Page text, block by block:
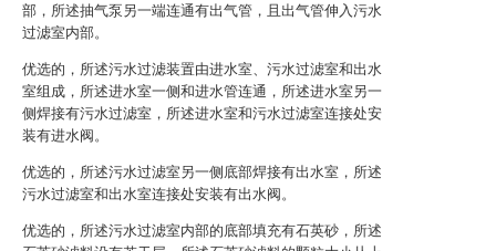
部，所述抽气泵另一端连通有出气管，且出气管伸入污水
过滤室内部。
优选的，所述污水过滤装置由进水室、污水过滤室和出水
室组成，所述进水室一侧和进水管连通，所述进水室另一
侧焊接有污水过滤室，所述进水室和污水过滤室连接处安
装有进水阀。
优选的，所述污水过滤室另一侧底部焊接有出水室，所述
污水过滤室和出水室连接处安装有出水阀。
优选的，所述污水过滤室内部的底部填充有石英砂，所述